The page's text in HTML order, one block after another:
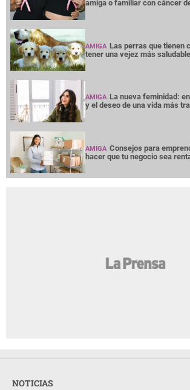
amiga o familiar con cáncer
AMIGA Las perras que tienen
tener una vejez más saludable
AMIGA La nueva feminidad:
y el deseo de una vida más
AMIGA Consejos para
hacer que tu negocio sea
NOTICIAS